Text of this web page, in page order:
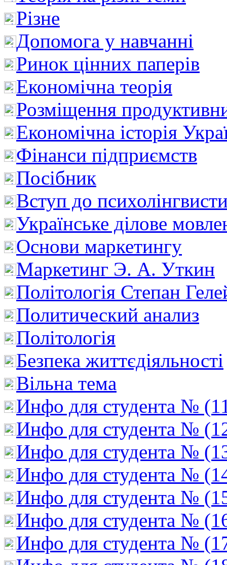
Різне
Допомога у навчанні
Ринок цінних паперів
Економічна теорія
Розміщення
Економічна історія
Фінанси підприємств
Посібник
Вступ до
Українське ділове
Основи маркетингу
Маркетинг Э. А. Уткин
Політологія Степан
Политический анализ
Політологія
Безпека життєдіяльності
Вільна тема
Инфо для студента №
Инфо для студента №
Инфо для студента №
Инфо для студента №
Инфо для студента №
Инфо для студента №
Инфо для студента №